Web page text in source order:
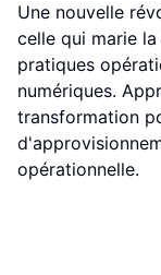
Une nouvelle
celle qui marie
pratiques
numériques.
transformation
opérationnelle.